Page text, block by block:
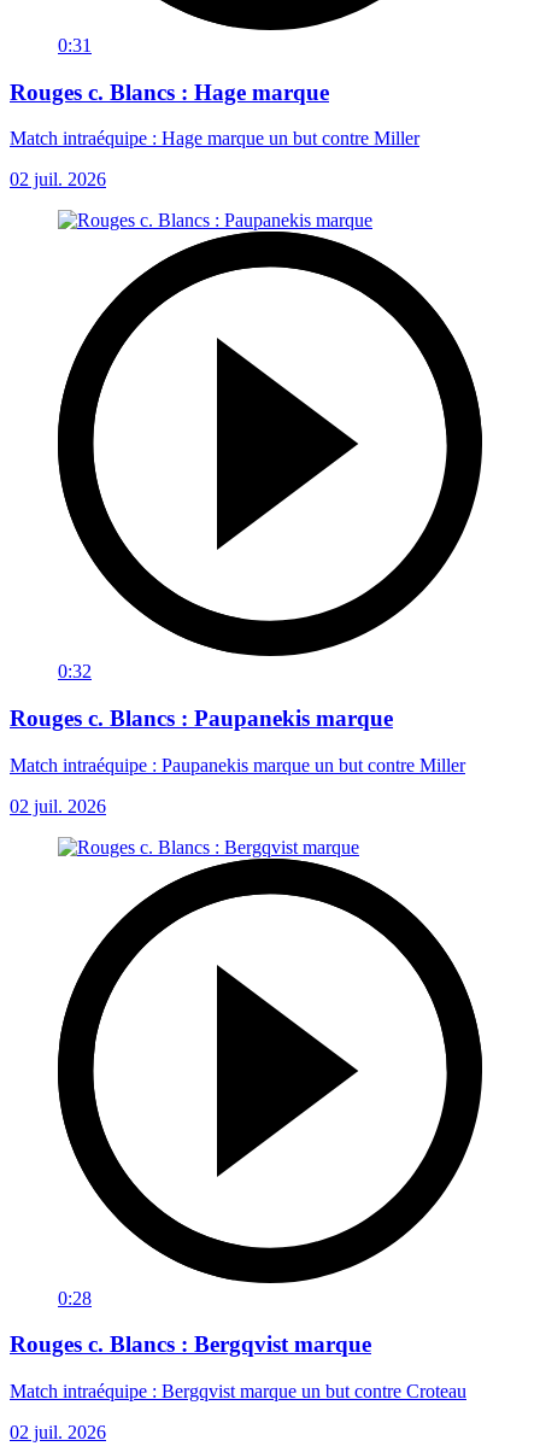
0:31
Rouges c. Blancs : Hage marque
Match intraéquipe : Hage marque un but contre Miller
02 juil. 2026
0:32
Rouges c. Blancs : Paupanekis marque
Match intraéquipe : Paupanekis marque un but contre Miller
02 juil. 2026
0:28
Rouges c. Blancs : Bergqvist marque
Match intraéquipe : Bergqvist marque un but contre Croteau
02 juil. 2026